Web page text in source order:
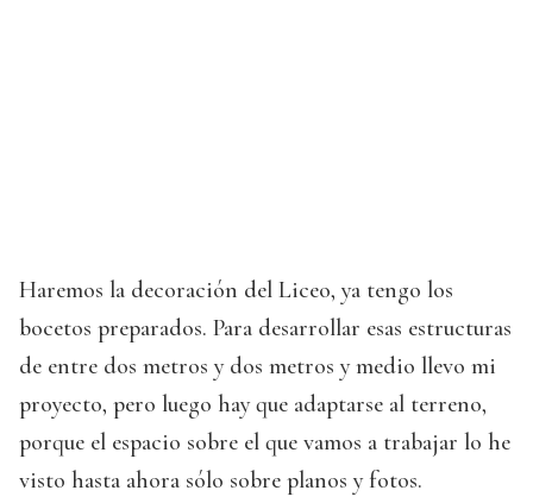
Haremos la decoración del Liceo, ya tengo los
bocetos preparados. Para desarrollar esas estructuras
de entre dos metros y dos metros y medio llevo mi
proyecto, pero luego hay que adaptarse al terreno,
porque el espacio sobre el que vamos a trabajar lo he
visto hasta ahora sólo sobre planos y fotos.